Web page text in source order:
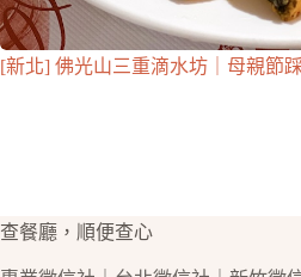
[新北] 佛光山三重滴水坊｜母親節
查餐廳，順便查心